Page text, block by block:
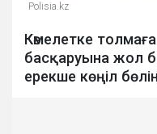
Polisia.kz
Кәмелетке
басқаруына жол
ерекше көңіл